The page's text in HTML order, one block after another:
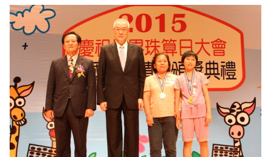
他第3度參加此大會，發現活動越辦越成功，尤其今年的祖孫樂活珠
算趣味競賽，更證明珠心算已成為老少咸宜的活動，並具腦力療癒
功能，希望珠算技巧及智慧未來能再發揚光..